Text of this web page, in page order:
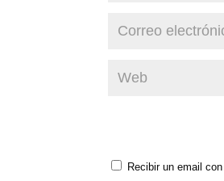
Recibir un email